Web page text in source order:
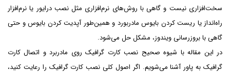
سخت‌افزاری نیست و گاهی با روش‌های نرم‌افزاری مثل نصب درایور یا نرم‌افزار
راه‌انداز یا ریست کردن بایوس مادربورد و همین‌طور آپدیت کردن بایوس و حتی
گاهی با بروزرسانی ویندوز، مشکل حل می‌شود.
در این مقاله با شیوه صحیح نصب کارت گرافیک روی مادربرد و اتصال کارت
گرافیک به پاور آشنا می‌شویم. اگر اصول کلی نصب کارت گرافیک را رعایت کنید،